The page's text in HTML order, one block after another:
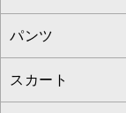
カットソー・T
ブラウス・シャ
すべてのワン
ワンピース
パンツ
すべてのパンツ
スカート